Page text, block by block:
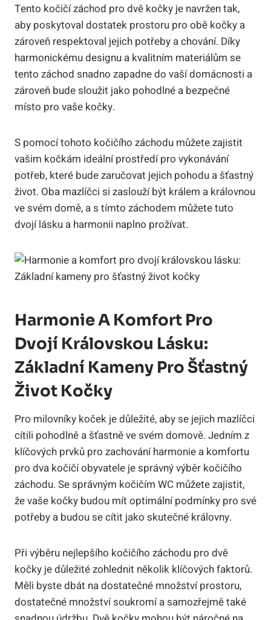
Tento kočičí záchod pro dvě kočky je navržen tak,
aby poskytoval dostatek prostoru pro obě kočky a
zároveň respektoval jejich potřeby a chování. Díky
harmonickému designu a kvalitním materiálům se
tento záchod snadno zapadne do vaší domácnosti a
zároveň bude sloužit jako pohodlné a bezpečné
místo pro vaše kočky.
S pomocí tohoto kočičího záchodu můžete zajistit
vašim kočkám ideální prostředí pro vykonávání
potřeb, které bude zaručovat jejich pohodu a šťastný
život. Oba mazlíčci si zaslouží být králem a královnou
ve svém domě, a s tímto záchodem můžete tuto
dvojí lásku a harmonii naplno prožívat.
Harmonie A Komfort Pro
Dvojí Královskou Lásku:
Základní Kameny Pro Šťastný
Život Kočky
Pro milovníky koček je důležité, aby se jejich mazlíčci
cítili pohodlně a šťastně ve svém domově. Jedním z
klíčových prvků pro zachování harmonie a komfortu
pro dva kočičí obyvatele je správný výběr kočičího
záchodu. Se správným kočičím WC můžete zajistit,
že vaše kočky budou mít optimální podmínky pro své
potřeby a budou se cítit jako skutečné královny.
Při výběru nejlepšího kočičího záchodu pro dvě
kočky je důležité zohlednit několik klíčových faktorů.
Měli byste dbát na dostatečné množství prostoru,
dostatečné množství soukromí a samozřejmě také